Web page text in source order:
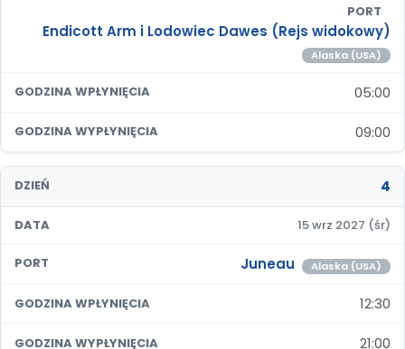
PORT
Endicott Arm i Lodowiec Dawes (Rejs widokowy)
Alaska (USA)
GODZINA WPŁYNIĘCIA 05:00
GODZINA WYPŁYNIĘCIA 09:00
DZIEŃ 4
DATA 15 wrz 2027 (śr)
PORT Juneau Alaska (USA)
GODZINA WPŁYNIĘCIA 12:30
GODZINA WYPŁYNIĘCIA 21:00